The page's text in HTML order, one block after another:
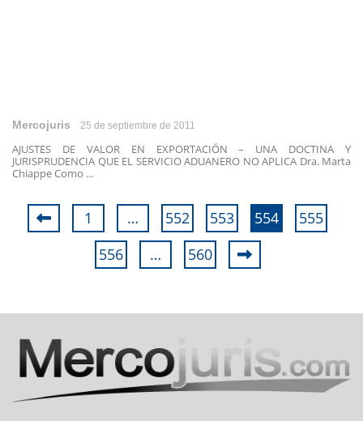
Mercojuris 25 de septiembre de 2011
AJUSTES DE VALOR EN EXPORTACIÓN – UNA DOCTINA Y
JURISPRUDENCIA QUE EL SERVICIO ADUANERO NO APLICA Dra. Marta
Chiappe Como ...
1 … 552 553 554
555
556
… 560